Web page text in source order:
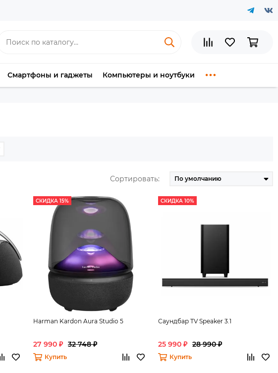
Смартфоны и гаджеты Компьютеры и ноутбуки
Сортировать:
СКИДКА 15%
Harman Kardon Aura Studio 5
27 990 ₽ 32 748 ₽
Купить
СКИДКА 10%
Саундбар TV Speaker 3.1
25 990 ₽ 28 990 ₽
Купить